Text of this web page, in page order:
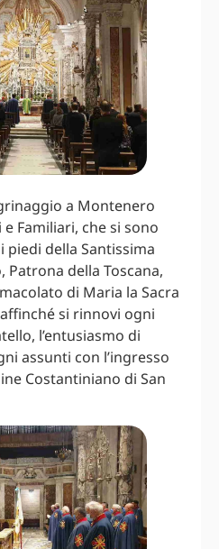
a Montenero
Familiari, che si sono
della Santissima
della Toscana,
di Maria la Sacra
si rinnovi ogni
l’entusiasmo di
assunti con l’ingresso
Costantiniano di San